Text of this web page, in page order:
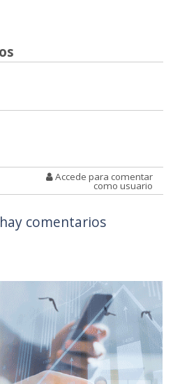
Accede para comentar
como usuario
comentarios